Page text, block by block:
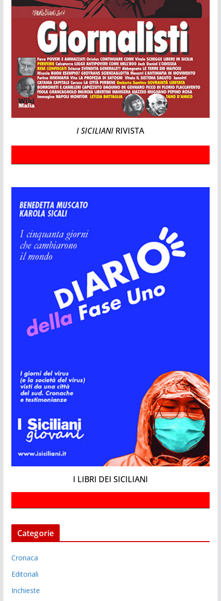
I SICILIANI RIVISTA
I LIBRI DEI SICILIANI
Categorie
Cronaca
Editoriali
Inchieste